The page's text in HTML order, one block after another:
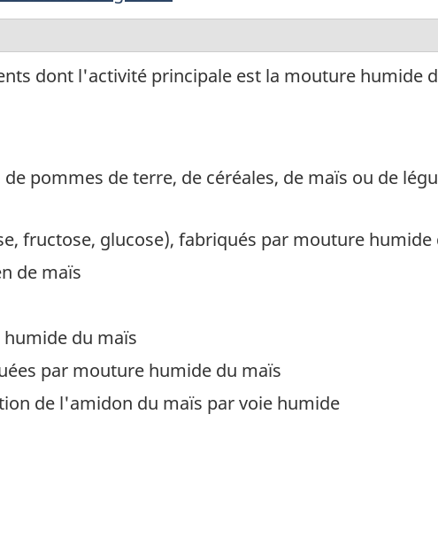
dont l'activité principale est la mouture humide
pommes de terre, de céréales, de maïs ou de
fructose, glucose), fabriqués par mouture humide
de maïs
du maïs
par mouture humide du maïs
de l'amidon du maïs par voie humide